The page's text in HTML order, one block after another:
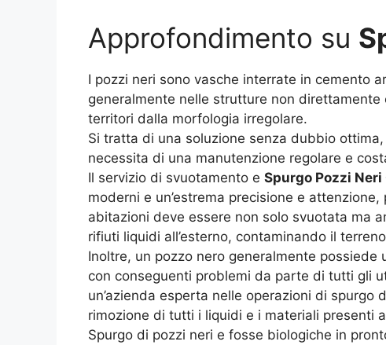
Approfondimento su
I pozzi neri sono vasche interrate in cemento
generalmente nelle strutture non
territori dalla morfologia irregolare.
Si tratta di una soluzione senza dubbio
necessita di una manutenzione regolare e
Il servizio di svuotamento e Spurgo Pozzi Neri
moderni e un’estrema precisione e
abitazioni deve essere non solo svuotata ma
rifiuti liquidi all’esterno, contaminando il
Inoltre, un pozzo nero generalmente
con conseguenti problemi da parte di tutti gli
un’azienda esperta nelle operazioni di
rimozione di tutti i liquidi e i materiali presenti
Spurgo di pozzi neri e fosse biologiche in